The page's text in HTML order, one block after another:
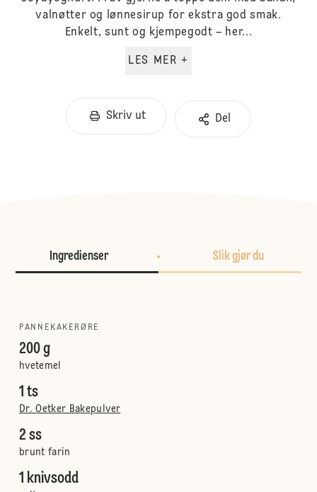
valnøtter og lønnesirup for ekstra god smak.
Enkelt, sunt og kjempegodt – her...
LES MER +
Skriv ut Del
Ingredienser Slik gjør du
PANNEKAKERØRE
200 g
hvetemel
1 ts
Dr. Oetker Bakepulver
2 ss
brunt farin
1 knivsodd